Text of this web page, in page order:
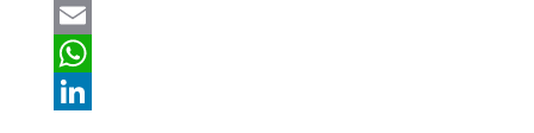
a
c
e
T
w
E
m
W